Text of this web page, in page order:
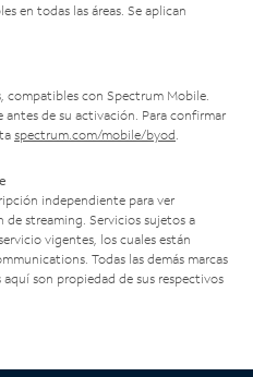
en todas las áreas. Se aplican
compatibles con Spectrum Mobile.
antes de su activación. Para confirmar
spectrum.com/mobile/byod
independiente para ver
streaming. Servicios sujetos a
vigentes, los cuales están
Todas las demás marcas
son propiedad de sus respectivos